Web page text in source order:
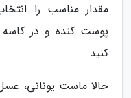
مقدار مناسب را
پوست کنده و در کاسه
کنید.
حالا ماست یونانی،